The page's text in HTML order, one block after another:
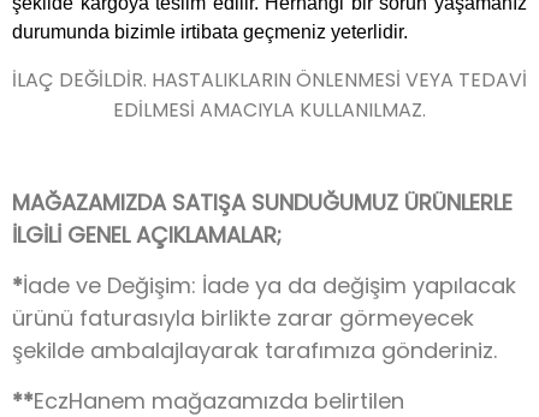
durumunda bizimle irtibata geçmeniz yeterlidir.
İLAÇ DEĞİLDİR. HASTALIKLARIN ÖNLENMESİ VEYA TEDAVİ
EDİLMESİ AMACIYLA KULLANILMAZ.
MAĞAZAMIZDA SATIŞA SUNDUĞUMUZ ÜRÜNLERLE
İLGİLİ GENEL AÇIKLAMALAR;
*İade ve Değişim: İade ya da değişim yapılacak
ürünü faturasıyla birlikte zarar görmeyecek
şekilde ambalajlayarak tarafımıza gönderiniz.
**EczHanem mağazamızda belirtilen